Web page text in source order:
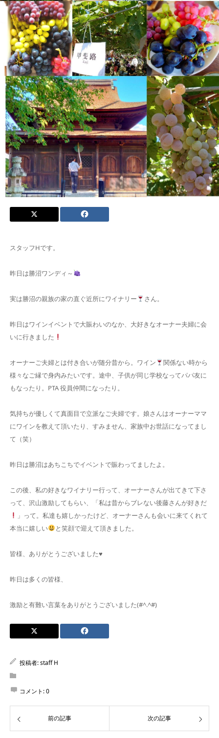
スタッフHです。
昨日は勝沼ワンディ～
実は勝沼の親族の家の直ぐ近所にワイナリー さん。
昨日はワインイベントで大賑わいのなか、大好きなオーナー夫婦に会
いに行きました
オーナーご夫婦とは付き合いが随分昔から。ワイン
関係ない時から
様々なご縁で身内みたいです。途中、子供が同じ学校なってパパ友に
もなったり。PTA 役員仲間になったり。
気持ちが優しくて真面目で立派なご夫婦です。娘さんはオーナーママ
にワインを教えて頂いたり、すみません、家族中お世話になってまし
て（笑）
昨日は勝沼はあちこちでイベントで賑わってましたよ。
この後、私の好きなワイナリー行って、オーナーさんが出てきて下さ
って、沢山激励してもらい、「私は昔からブレない後藤さんが好きだ
」って。私達も嬉しかったけど、オーナーさんも会いに来てくれて
本当に嬉しい
と笑顔で迎えて頂きました。
皆様、ありがとうございました♥
昨日は多くの皆様、
激励と有難い言葉をありがとうございました(#^.^#)
投稿者:staff H
コメント:0
前の記事 次の記事